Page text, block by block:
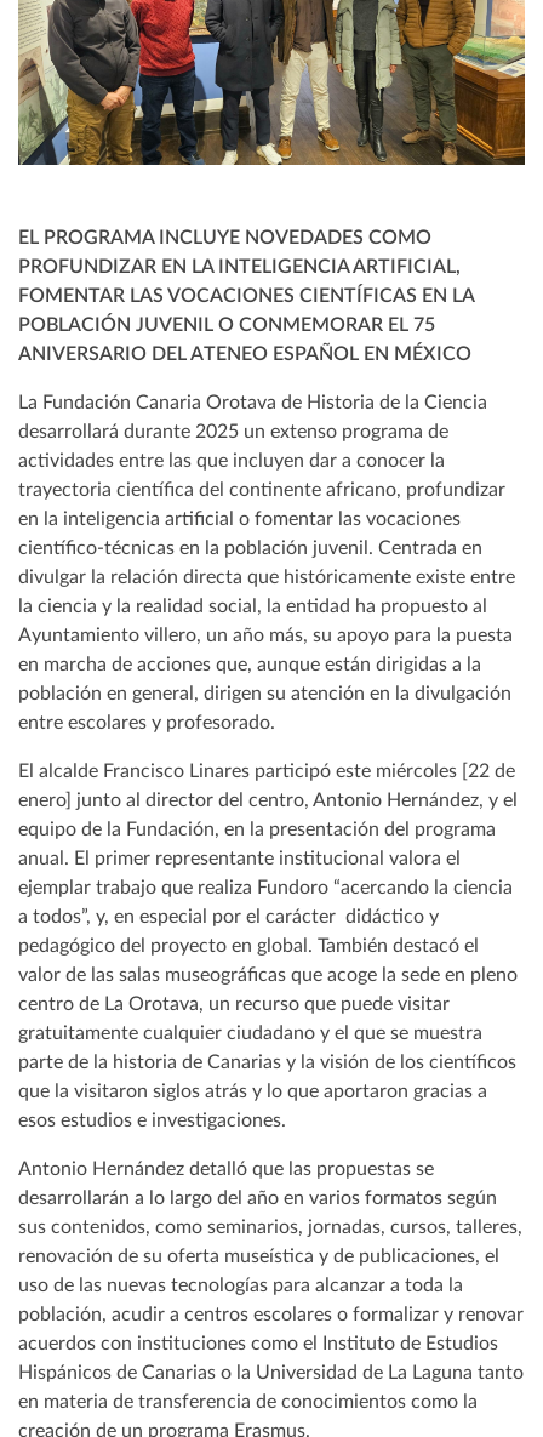
EL PROGRAMA INCLUYE NOVEDADES COMO
PROFUNDIZAR EN LA INTELIGENCIA ARTIFICIAL,
FOMENTAR LAS VOCACIONES CIENTÍFICAS EN LA
POBLACIÓN JUVENIL O CONMEMORAR EL 75
ANIVERSARIO DEL ATENEO ESPAÑOL EN MÉXICO
La Fundación Canaria Orotava de Historia de la Ciencia
desarrollará durante 2025 un extenso programa de
actividades entre las que incluyen dar a conocer la
trayectoria científica del continente africano, profundizar
en la inteligencia artificial o fomentar las vocaciones
científico-técnicas en la población juvenil. Centrada en
divulgar la relación directa que históricamente existe entre
la ciencia y la realidad social, la entidad ha propuesto al
Ayuntamiento villero, un año más, su apoyo para la puesta
en marcha de acciones que, aunque están dirigidas a la
población en general, dirigen su atención en la divulgación
entre escolares y profesorado.
El alcalde Francisco Linares participó este miércoles [22 de
enero] junto al director del centro, Antonio Hernández, y el
equipo de la Fundación, en la presentación del programa
anual. El primer representante institucional valora el
ejemplar trabajo que realiza Fundoro “acercando la ciencia
a todos”, y, en especial por el carácter didáctico y
pedagógico del proyecto en global. También destacó el
valor de las salas museográficas que acoge la sede en pleno
centro de La Orotava, un recurso que puede visitar
gratuitamente cualquier ciudadano y el que se muestra
parte de la historia de Canarias y la visión de los científicos
que la visitaron siglos atrás y lo que aportaron gracias a
esos estudios e investigaciones.
Antonio Hernández detalló que las propuestas se
desarrollarán a lo largo del año en varios formatos según
sus contenidos, como seminarios, jornadas, cursos, talleres,
renovación de su oferta museística y de publicaciones, el
uso de las nuevas tecnologías para alcanzar a toda la
población, acudir a centros escolares o formalizar y renovar
acuerdos con instituciones como el Instituto de Estudios
Hispánicos de Canarias o la Universidad de La Laguna tanto
en materia de transferencia de conocimientos como la
creación de un programa Erasmus.